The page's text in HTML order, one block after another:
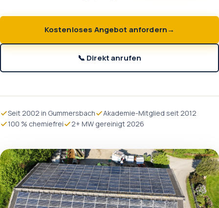
Kostenloses Angebot anfordern
📞 Direkt anrufen
Seit 2002 in Gummersbach
Akademie-Mitglied seit 2012
100 % chemiefrei
2+ MW gereinigt 2026